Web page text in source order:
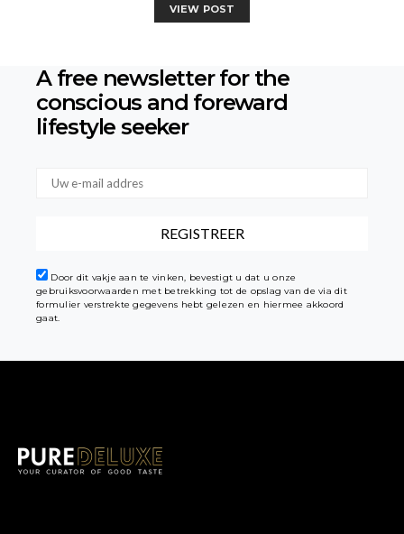
VIEW POST
A free newsletter for the
conscious and foreward
lifestyle seeker
Door dit vakje aan te vinken, bevestigt u dat u onze
gebruiksvoorwaarden met betrekking tot de opslag van de via dit
formulier verstrekte gegevens hebt gelezen en hiermee akkoord
gaat.